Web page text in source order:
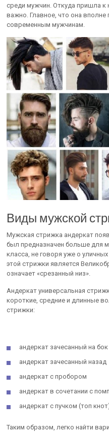
среди мужчин. Откуда пришла к
важно. Главное, что она
современным мужчинам.
Виды мужской
Мужская стрижка андеркат
был предназначен больше для
класса, не говоря уже о
этой стрижки является
означает «срезанный низ».
Андеркат универсальная
короткие, средние и длинные
стрижки:
андеркат зачесанный на бок
андеркат зачесанный назад
андеркат с пробором
андеркат в сочетании с
андеркат с пучком (топ
Таким образом, легко найти